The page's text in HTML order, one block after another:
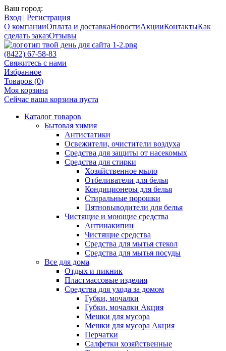
Ваш город:
Вход | Регистрация
О компанииОплата и доставкаНовостиАкцииКонтактыКак
сделать заказОтзывы
(8422) 67-58-83
Свяжитесь с нами
Избранное
Товаров (0)
Моя корзина
Сейчас ваша корзина пуста
Каталог товаров
Бытовая химия
Антистатики
Освежители, очистители воздуха
Средства для защиты от насекомых
Средства для стирки
Хозяйственное мыло
Отбеливатели для белья
Кондиционеры для белья
Стиральные порошки
Пятновыводители для белья
Чистящие и моющие средства
Антинакипин
Чистящие средства
Средства для мытья стекол
Средства для мытья посуды
Все для дома
Отдых и пикник
Пластмассовые изделия
Средства для ухода за домом
Губки, мочалки
Губки, мочалки Акция
Мешки для мусора
Мешки для мусора Акция
Перчатки
Салфетки хозяйственные